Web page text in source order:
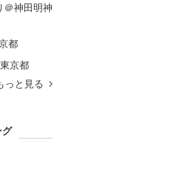
＠神田明神
都
京都
っと見る